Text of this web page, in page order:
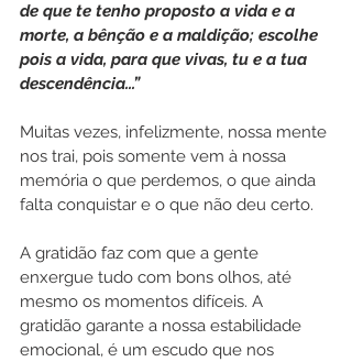
de que te tenho proposto a vida e a
morte, a bênção e a maldição; escolhe
pois a vida, para que vivas, tu e a tua
descendência...”
Muitas vezes, infelizmente, nossa mente
nos trai, pois somente vem à nossa
memória o que perdemos, o que ainda
falta conquistar e o que não deu certo.
A gratidão faz com que a gente
enxergue tudo com bons olhos, até
mesmo os momentos difíceis. A
gratidão garante a nossa estabilidade
emocional, é um escudo que nos